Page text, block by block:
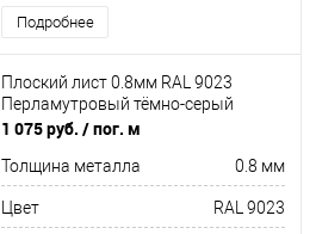
Подробнее
Плоский лист 0.8мм RAL 9023
Перламутровый тёмно-серый
1 075 руб. / пог. м
Толщина металла 0.8 мм
Цвет RAL 9023